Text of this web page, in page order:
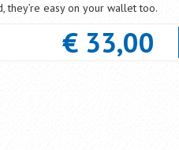
they’re easy on your wallet too.
€ 33,00